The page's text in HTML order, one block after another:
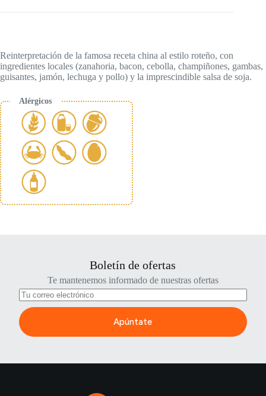
Reinterpretación de la famosa receta china al estilo roteño, con
ingredientes locales (zanahoria, bacon, cebolla, champiñones, gambas,
guisantes, jamón, lechuga y pollo) y la imprescindible salsa de soja.
Alérgicos
Boletín de ofertas
Te mantenemos informado de nuestras ofertas
Apúntate